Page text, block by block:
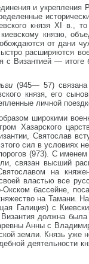
и
князя XI в.,
киевскому князю,
от дани
расширяются
с Византией —
(945— 57)
князя, его
личной
широкими
Хазарского
Святослав
сил в условиях
(973). С
связан высший
на
властью все
бассейне,
на Тамани.
Галиция) с
должна
Анны с
земли. Князь уже
деятельности